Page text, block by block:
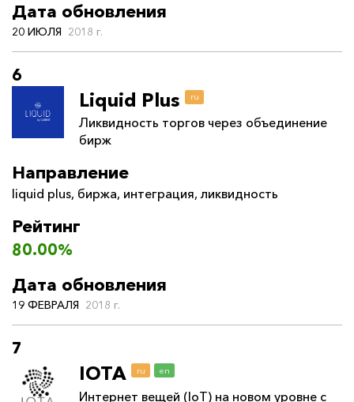
Дата обновления
20 ИЮЛЯ 2018 г.
6
Liquid Plus ru
Ликвидность торгов через объединение
бирж
Направление
liquid plus, биржа, интеграция,ликвидность
Рейтинг
80.00%
Дата обновления
19 ФЕВРАЛЯ 2018 г.
7
IOTA ru en
Интернет вещей (IoT) на новом уровне с